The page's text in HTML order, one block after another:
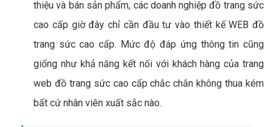
thiệu và bán sản phẩm, các doanh nghiệp đồ trang sức
cao cấp giờ đây chỉ cần đầu tư vào thiết kế WEB đồ
trang sức cao cấp. Mức độ đáp ứng thông tin cũng
giống như khả năng kết nối với khách hàng của trang
web đồ trang sức cao cấp chắc chắn không thua kém
bất cứ nhân viên xuất sắc nào.